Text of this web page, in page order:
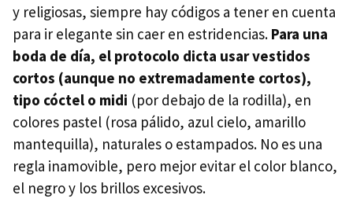
y religiosas, siempre hay códigos a tener en cuenta
para ir elegante sin caer en estridencias. Para una
boda de día, el protocolo dicta usar vestidos
cortos (aunque no extremadamente cortos),
tipo cóctel o midi (por debajo de la rodilla), en
colores pastel (rosa pálido, azul cielo, amarillo
mantequilla), naturales o estampados. No es una
regla inamovible, pero mejor evitar el color blanco,
el negro y los brillos excesivos.